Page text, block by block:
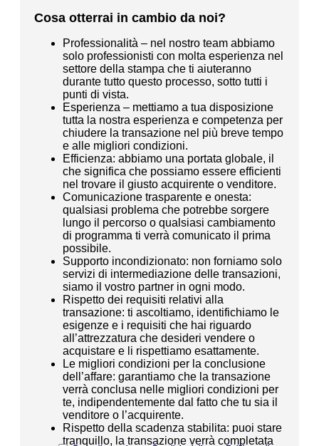
Cosa otterrai in cambio da noi?
Professionalità – nel nostro team abbiamo
solo professionisti con molta esperienza nel
settore della stampa che ti aiuteranno
durante tutto questo processo, sotto tutti i
punti di vista.
Esperienza – mettiamo a tua disposizione
tutta la nostra esperienza e competenza per
chiudere la transazione nel più breve tempo
e alle migliori condizioni.
Efficienza: abbiamo una portata globale, il
che significa che possiamo essere efficienti
nel trovare il giusto acquirente o venditore.
Comunicazione trasparente e onesta:
qualsiasi problema che potrebbe sorgere
lungo il percorso o qualsiasi cambiamento
di programma ti verrà comunicato il prima
possibile.
Supporto incondizionato: non forniamo solo
servizi di intermediazione delle transazioni,
siamo il vostro partner in ogni modo.
Rispetto dei requisiti relativi alla
transazione: ti ascoltiamo, identifichiamo le
esigenze e i requisiti che hai riguardo
all’attrezzatura che desideri vendere o
acquistare e li rispettiamo esattamente.
Le migliori condizioni per la conclusione
dell’affare: garantiamo che la transazione
verrà conclusa nelle migliori condizioni per
te, indipendentemente dal fatto che tu sia il
venditore o l’acquirente.
Rispetto della scadenza stabilita: puoi stare
tranquillo, la transazione verrà completata